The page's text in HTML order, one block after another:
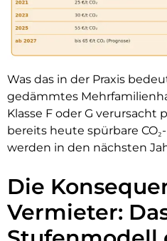
Was das in der Praxis
gedämmtes
Klasse F oder G
bereits heute spürbare
werden in den nächsten
Die
Vermieter: